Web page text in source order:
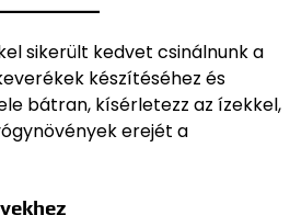
sikerült kedvet csinálnunk a
készítéséhez és
bátran, kísérletezz az ízekkel,
erejét a